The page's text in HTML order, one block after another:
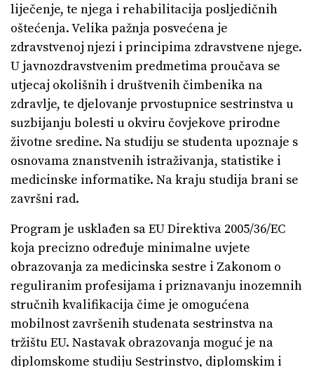
liječenje, te njega i rehabilitacija posljedičnih
oštećenja. Velika pažnja posvećena je
zdravstvenoj njezi i principima zdravstvene njege.
U javnozdravstvenim predmetima proučava se
utjecaj okolišnih i društvenih čimbenika na
zdravlje, te djelovanje prvostupnice sestrinstva u
suzbijanju bolesti u okviru čovjekove prirodne
životne sredine. Na studiju se studenta upoznaje s
osnovama znanstvenih istraživanja, statistike i
medicinske informatike. Na kraju studija brani se
završni rad.
Program je usklađen sa EU Direktiva 2005/36/EC
koja precizno određuje minimalne uvjete
obrazovanja za medicinska sestre i Zakonom o
reguliranim profesijama i priznavanju inozemnih
stručnih kvalifikacija čime je omogućena
mobilnost završenih studenata sestrinstva na
tržištu EU. Nastavak obrazovanja moguć je na
diplomskome studiju Sestrinstvo, diplomskim i